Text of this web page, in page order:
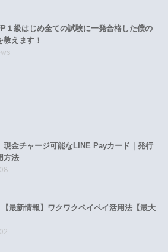
１級はじめ全ての試験に一発合格した僕の
えます！
現金チャージ可能なLINE Payカード｜発行
方法
最新情報】ワクワクペイペイ活用法【最大